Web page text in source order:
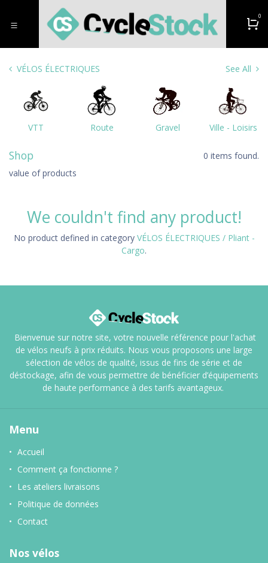
0
VÉLOS ÉLECTRIQUES See All
VTT Route Gravel Ville - Loisirs
Shop
0 items found.
value of products
We couldn't find any product!
No product defined in category VÉLOS ÉLECTRIQUES / Pliant -
Cargo.
Bienvenue sur notre site, votre nouvelle référence pour l'achat
de vélos neufs à prix réduits. Nous vous proposons une large
sélection de vélos de qualité, issus de fins de série et de
déstockage, afin de vous permettre de bénéficier d’équipements
de haute performance à des tarifs avantageux.
Menu
Accueil
Comment ça fonctionne ?
Les ateliers livraisons
Politique de données
Contact
Nos vélos